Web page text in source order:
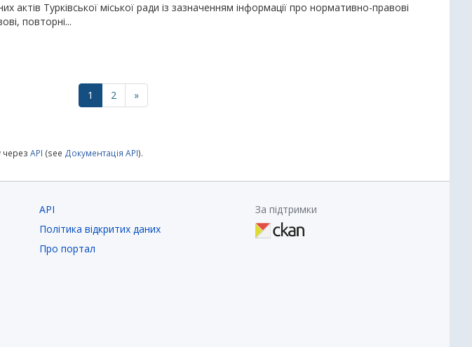
актів Турківської міської ради із зазначенням інформації про нормативно-правові
повторні...
1 2 »
через API (see Документація API).
API
Політика відкритих даних
Про портал
За підтримки